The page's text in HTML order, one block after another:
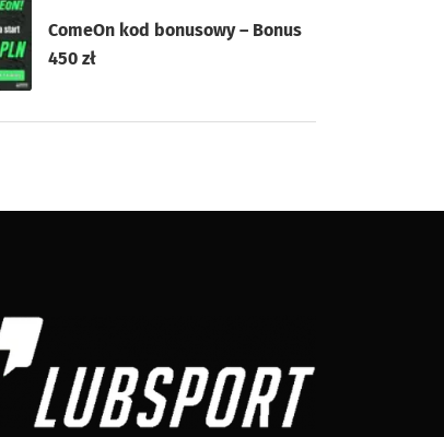
ComeOn kod bonusowy – Bonus
450 zł